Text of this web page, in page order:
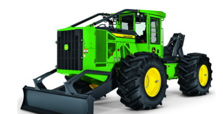
ПРОИЗВОДСТВО ДРЕВЕСНЫХ ПЛИТ
ДЕРЕВЯННОЕ ДОМОСТРОЕНИЕ
ПРОИЗВОДСТВО МЕБЕЛИ
БИОЭНЕРГЕТИКА
ЦБП
ИНСТРУМЕНТ И МАТЕРИАЛЫ
МОБИЛЬНЫЕ ВЫСТАВКИ
ОФИЦИАЛЬНЫЕ ДЕЛЕГАЦИИ
ПРИОРИТЕТНЫЕ ИНВЕСТПРОЕКТЫ
RUSSIAN FORESTRY REVIEW
ГАЗЕТА ЛЕСПРОМФОРУМ
БИБЛИОТЕКА СПЕЦИАЛИСТА
РЕКЛАМА НА САЙТЕ